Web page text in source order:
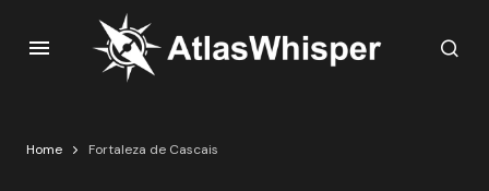
Home Fortaleza de Cascais